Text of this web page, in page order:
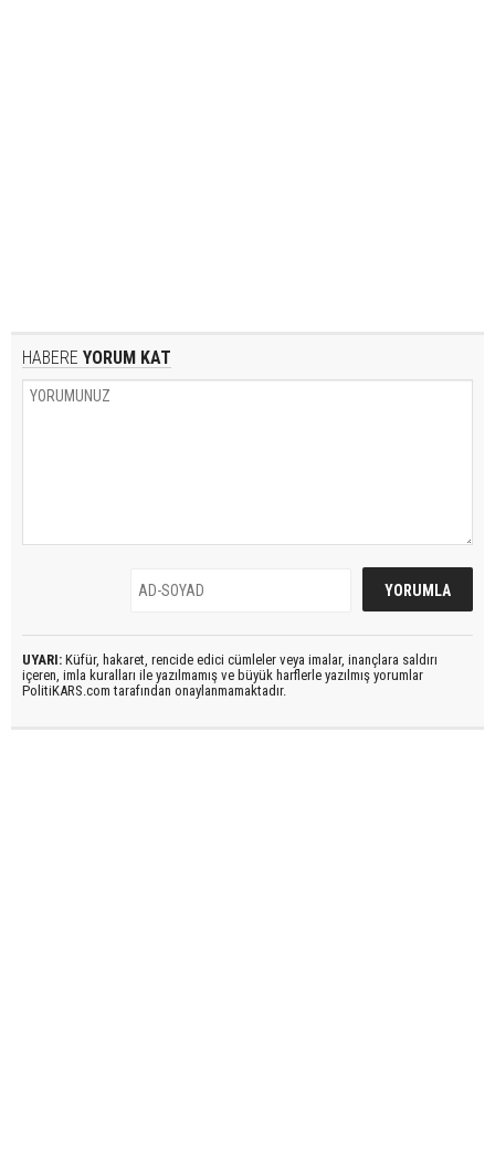
HABERE YORUM KAT
UYARI: Küfür, hakaret, rencide edici cümleler veya imalar, inançlara saldırı
içeren, imla kuralları ile yazılmamış ve büyük harflerle yazılmış yorumlar
PolitiKARS.com tarafından onaylanmamaktadır.